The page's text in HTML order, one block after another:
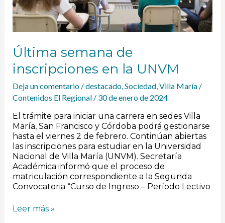
Última semana de
inscripciones en la UNVM
Deja un comentario /destacado,Sociedad,Villa María/
Contenidos El Regional / 30 de enero de 2024
El trámite para iniciar una carrera en sedes Villa
María, San Francisco y Córdoba podrá gestionarse
hasta el viernes 2 de febrero. Continúan abiertas
las inscripciones para estudiar en la Universidad
Nacional de Villa María (UNVM). Secretaría
Académica informó que el proceso de
matriculación correspondiente a la Segunda
Convocatoria “Curso de Ingreso – Período Lectivo
Leer más »